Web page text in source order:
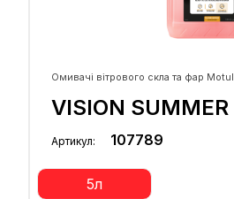
Омивачі вітрового скла та фар Motul
VISION SUMMER
Артикул: 107789
5л